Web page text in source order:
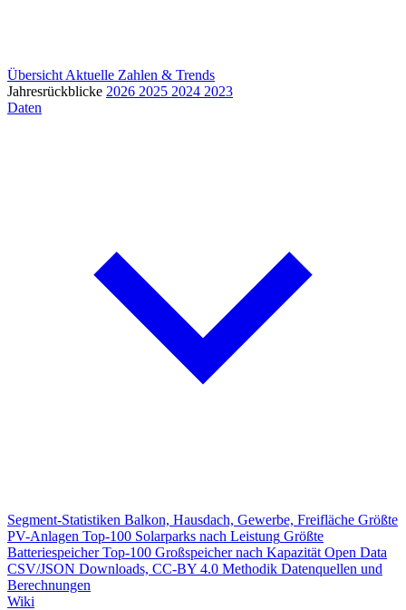
Übersicht Aktuelle Zahlen & Trends
Jahresrückblicke 2026 2025 2024 2023
Daten
Segment-Statistiken Balkon, Hausdach, Gewerbe, Freifläche Größte
PV-Anlagen Top-100 Solarparks nach Leistung Größte
Batteriespeicher Top-100 Großspeicher nach Kapazität Open Data
CSV/JSON Downloads, CC-BY 4.0 Methodik Datenquellen und
Berechnungen
Wiki